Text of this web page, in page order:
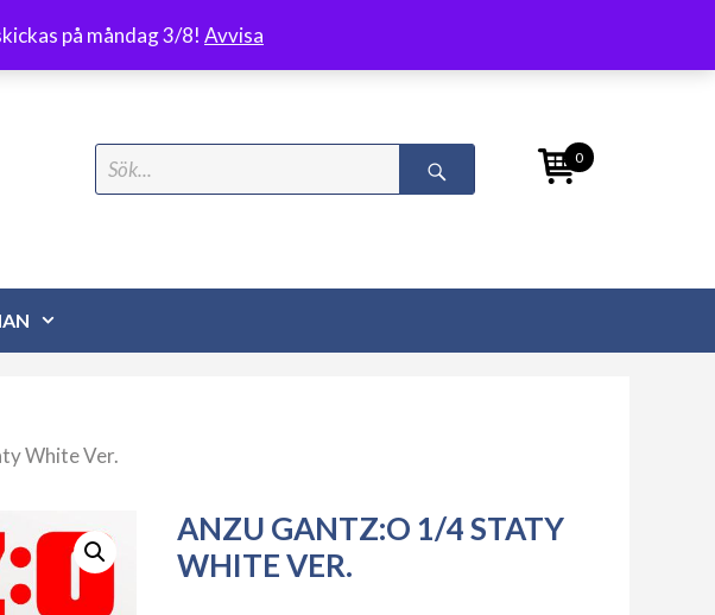
på måndag 3/8! Avvisa
Search
for:
0
White Ver.
ANZU GANTZ:O 1/4 STATY
WHITE VER.